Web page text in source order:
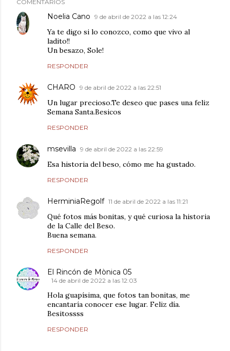
COMENTARIOS
Noelia Cano 9 de abril de 2022 a las 12:24
Ya te digo si lo conozco, como que vivo al
ladito!!
Un besazo, Sole!
RESPONDER
CHARO 9 de abril de 2022 a las 22:51
Un lugar precioso.Te deseo que pases una feliz
Semana Santa.Besicos
RESPONDER
msevilla 9 de abril de 2022 a las 22:59
Esa historia del beso, cómo me ha gustado.
RESPONDER
HerminiaRegolf 11 de abril de 2022 a las 11:21
Qué fotos más bonitas, y qué curiosa la historia
de la Calle del Beso.
Buena semana.
RESPONDER
El Rincón de Mònica 05
14 de abril de 2022 a las 12:03
Hola guapísima, que fotos tan bonitas, me
encantaría conocer ese lugar. Feliz día.
Besitossss
RESPONDER